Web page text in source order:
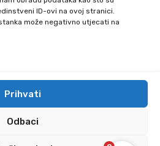
ID-ovi na ovoj stranici.
može negativno utjecati na
Prihvati
Odbaci
by kupitapetu.com